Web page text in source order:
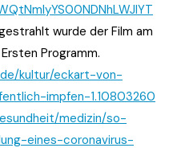
wurde der Film am
Programm.
kultur/eckart-von-
impfen-1.10803260
medizin/so-
eines-coronavirus-